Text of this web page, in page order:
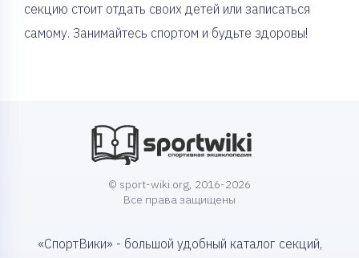
секцию стоит отдать своих детей или записаться
самому. Занимайтесь спортом и будьте здоровы!
© sport-wiki.org, 2016-2026
Все права защищены
«СпортВики» - большой удобный каталог секций,